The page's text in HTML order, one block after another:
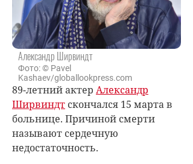
Александр Ширвиндт
Фото: © Pavel
Kashaev/globallookpress.com
89-летний актер Александр
Ширвиндт скончался 15 марта в
больнице. Причиной смерти
называют сердечную
недостаточность.